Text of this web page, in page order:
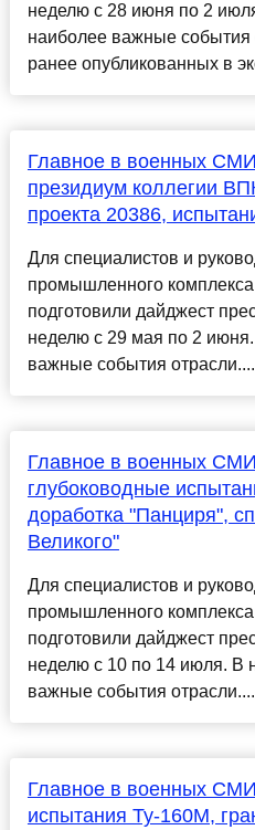
неделю с 28 июня по 2
наиболее важные события
ранее опубликованных в
Главное в военных
президиум коллегии
проекта 20386,
Для специалистов и
промышленного
подготовили дайджест
неделю с 29 мая по 2
важные события отрасли....
Главное в военных
глубоководные
доработка "Панциря",
Великого"
Для специалистов и
промышленного
подготовили дайджест
неделю с 10 по 14 июля. В
важные события отрасли....
Главное в военных
испытания Ту-160М,